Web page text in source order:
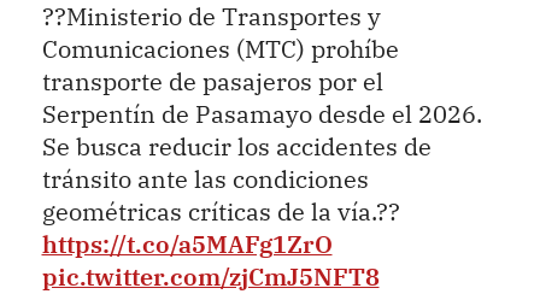
??Ministerio de Transportes y
Comunicaciones (MTC) prohíbe
transporte de pasajeros por el
Serpentín de Pasamayo desde el 2026.
Se busca reducir los accidentes de
tránsito ante las condiciones
geométricas críticas de la vía.??
https://t.co/a5MAFg1ZrO
pic.twitter.com/zjCmJ5NFT8